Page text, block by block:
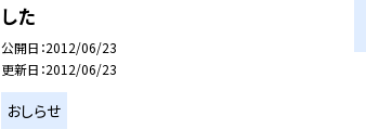
した
公開日 2012/06/23
更新日 2012/06/23
おしらせ